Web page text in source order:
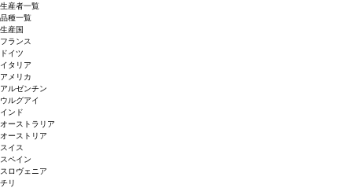
生産者一覧
品種一覧
生産国
フランス
ドイツ
イタリア
アメリカ
アルゼンチン
ウルグアイ
インド
オーストラリア
オーストリア
スイス
スペイン
スロヴェニア
チリ